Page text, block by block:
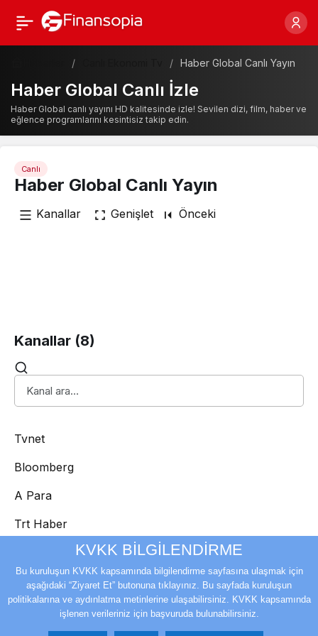
Haber Global Canlı Yayın
Haber Global Canlı İzle
Haber Global canlı yayını HD kalitesinde izle! Sevilen dizi, film, haber ve
eğlence programlarını kesintisiz takip edin.
Canlı
Haber Global Canlı Yayın
Kanallar Genişlet Önceki
Kanallar (8)
Tvnet
Bloomberg
A Para
Trt Haber
Ntv
Habertürk
KVKK BİLGİLENDİRME
Bu kuruluşun KVKK kapsamında bilgilendirme sayfasına ulaşmak için
aşağıdaki “Ziyaret Et” butonuna tıklayınız. Bu sayfada kuruluşun
politikalarına ve aydınlatma metinlerine ulaşabilirsiniz. KVKK kapsamında
işlenen verileriniz için başvuruda bulunabilirsiniz.